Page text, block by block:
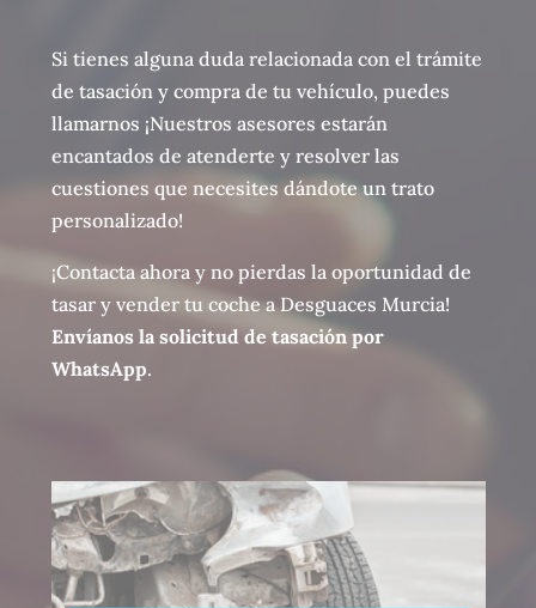
Si tienes alguna duda relacionada con el trámite
de tasación y compra de tu vehículo, puedes
llamarnos ¡Nuestros asesores estarán
encantados de atenderte y resolver las
cuestiones que necesites dándote un trato
personalizado!
¡Contacta ahora y no pierdas la oportunidad de
tasar y vender tu coche a Desguaces Murcia!
Envíanos la solicitud de tasación por
WhatsApp.